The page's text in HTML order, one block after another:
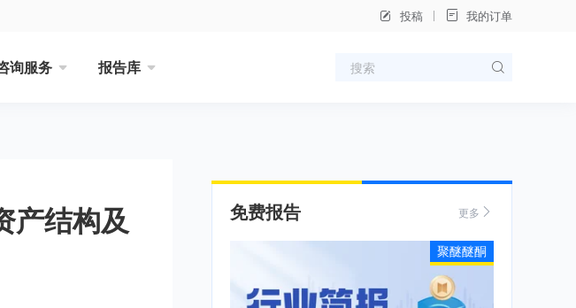
投稿 我的订单
询服务 报告库
产结构及
免费报告 更多
聚醚醚酮